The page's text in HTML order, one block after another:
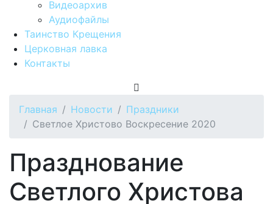
Видеоархив
Аудиофайлы
Таинство Крещения
Церковная лавка
Контакты
Главная Новости
Праздники
Светлое Христово Воскресение 2020
Празднование
Светлого Христова